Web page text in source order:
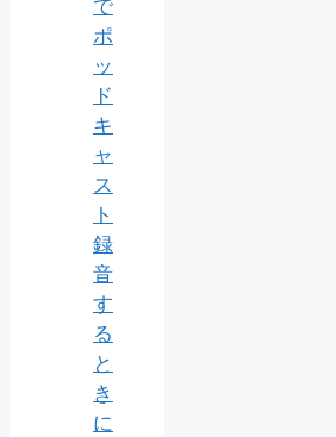
で
ポ
ッ
ド
キ
ャ
ス
ト
録
音
す
る
と
き
に